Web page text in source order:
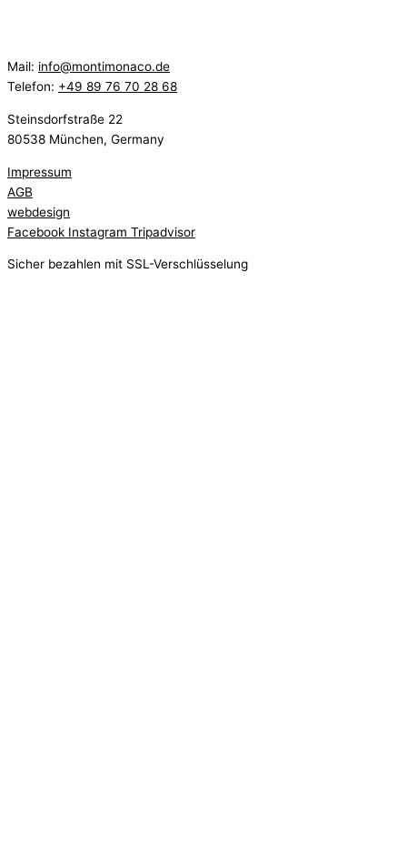
Mail: info@montimonaco.de
Telefon: +49 89 76 70 28 68
Steinsdorfstraße 22
80538 München, Germany
Impressum
AGB
webdesign
Facebook Instagram Tripadvisor
Sicher bezahlen mit SSL-Verschlüsselung